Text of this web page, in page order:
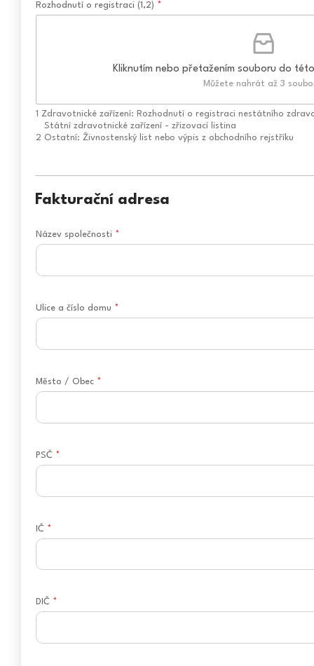
Rozhodnutí o registraci (1,2) *
Kliknutím nebo přetažením souboru do
Můžete nahrát až 3
1 Zdravotnické zařízení: Rozhodnutí o registraci nestátního
Státní zdravotnické zařízení - zřizovací listina
2 Ostatní: Živnostenský list nebo výpis z obchodního rejstříku
Fakturační adresa
Název společnosti *
Ulice a číslo domu *
Město / Obec *
PSČ *
IČ *
DIČ *